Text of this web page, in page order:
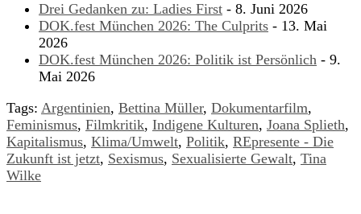
Drei Gedanken zu: Ladies First - 8. Juni 2026
DOK.fest München 2026: The Culprits - 13. Mai
2026
DOK.fest München 2026: Politik ist Persönlich - 9.
Mai 2026
Tags: Argentinien, Bettina Müller, Dokumentarfilm,
Feminismus, Filmkritik, Indigene Kulturen, Joana Splieth,
Kapitalismus, Klima/Umwelt, Politik, REpresente - Die
Zukunft ist jetzt, Sexismus, Sexualisierte Gewalt, Tina
Wilke